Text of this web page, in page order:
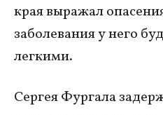
края выражал
заболевания у него
легкими.
Сергея Фургала